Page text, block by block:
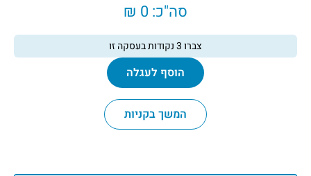
סה"כ:0 ₪
צברו3נקודות בעסקה זו
הוסף לעגלה
המשך בקניות